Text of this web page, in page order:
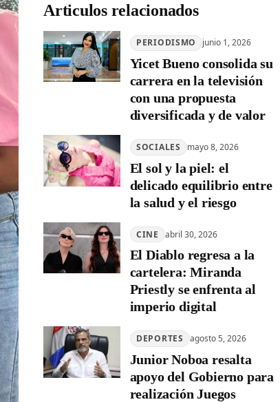
Articulos relacionados
PERIODISMO junio 1, 2026
Yicet Bueno consolida su
carrera en la televisión
con una propuesta
diversificada y de valor
SOCIALES mayo 8, 2026
El sol y la piel: el
delicado equilibrio entre
la salud y el riesgo
CINE abril 30, 2026
El Diablo regresa a la
cartelera: Miranda
Priestly se enfrenta al
imperio digital
DEPORTES agosto 5, 2026
Junior Noboa resalta
apoyo del Gobierno para
realización Juegos